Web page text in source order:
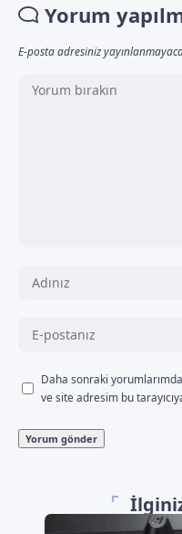
Yorum
E-posta adresiniz
Daha sonraki
ve site adresim bu